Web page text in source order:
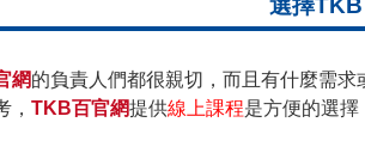
網的負責人們都很親切，而且有什麼需求
， TKB百官網提供線上課程是方便的選